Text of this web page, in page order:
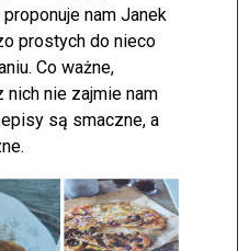
nam Janek
prostych do nieco
Co ważne,
nie zajmie nam
są smaczne, a